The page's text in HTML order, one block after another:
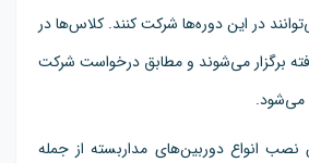
در این دوره‌ها شرکت کنند. کلاس‌ها در
برگزار می‌شوند و مطابق درخواست شرکت
می‌شود.
انواع دوربین‌های مداربسته از جمله